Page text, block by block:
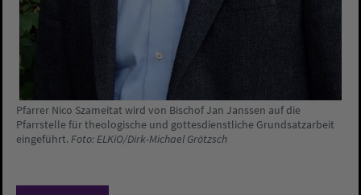
Pfarrer Nico Szameitat wird von Bischof Jan Janssen auf die
Pfarrstelle für theologische und gottesdienstliche Grundsatzarbeit
eingeführt.Foto: ELKiO/Dirk-Michael Grötzsch